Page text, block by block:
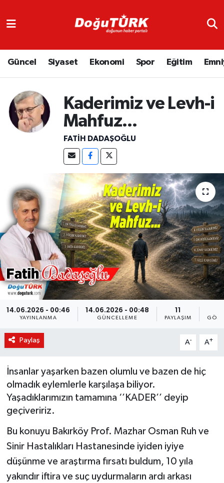
Güncel Siyaset Ekonomi Spor Eğitim
Kaderimiz ve Levh-i
Mahfuz...
FATIH DADAŞOĞLU
14.06.2026 - 00:46
YAYINLANMA
14.06.2026 - 00:48
GÜNCELLEME
11
PAYLAŞIM
Paylaş A- A+
İnsanlar yaşarken bazen olumlu ve bazen de hiç
olmadık eylemlerle karşılaşa biliyor.
Yaşadıklarımızın tamamına ‘’KADER’’ deyip
geçiveririz.
Bu konuyu Bakırköy Prof. Mazhar Osman Ruh ve
Sinir Hastalıkları Hastanesinde iyiden iyiye
düşünme ve araştırma fırsatı buldum, 10 yıla
yakındır iftira ve suç uydurmaların ardı arkası
Asayiş
Bölge
Eğitim
GENEL
Güncel
KÜLTÜR-SANAT
Magazin
Medya
Politika
Sağlık
Siyaset
Spor
Yaşam
YEREL
Trafik Durumu
Süper Lig Puan Durumu ve Fikstür
Tüm Manşetler
Son Dakika Haberleri
Haber Arşivi